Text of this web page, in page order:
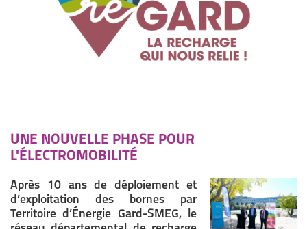
UNE NOUVELLE PHASE POUR
L'ÉLECTROMOBILITÉ
Après 10 ans de déploiement et
d’exploitation des bornes par
Territoire d’Énergie Gard-SMEG, le